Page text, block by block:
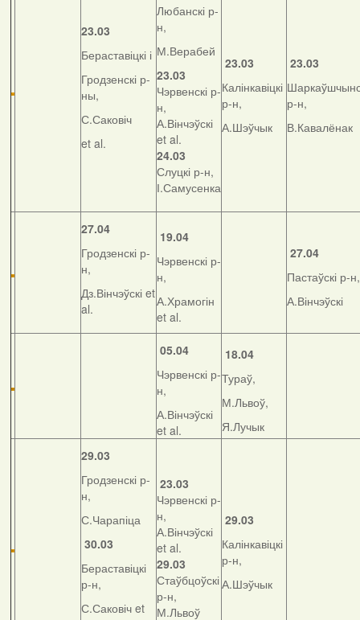
23.03
Бераставіцкі і
Гродзенскі р-
ны,
С.Саковіч
et al.
Любанскі р-
н,
М.Верабей
23.03
Чэрвенскі р-
н,
А.Вінчэўскі
et al.
24.03
Слуцкі р-н,
І.Самусенка
23.03
Калінкавіцкі
р-н,
А.Шэўчык
23.03
р-н,
В.Кавалёнак
27.04
Гродзенскі р-
н,
Дз.Вінчэўскі et
al.
19.04
Чэрвенскі р-
н,
А.Храмогін
et al.
27.04
Пастаўскі р-н,
А.Вінчэўскі
05.04
Чэрвенскі р-
н,
А.Вінчэўскі
et al.
18.04
Тураў,
М.Львоў,
Я.Лучык
29.03
Гродзенскі р-
н,
С.Чарапіца
30.03
Бераставіцкі
р-н,
С.Саковіч et
23.03
Чэрвенскі р-
н,
А.Вінчэўскі
et al.
29.03
Стаўбцоўскі
р-н,
М.Львоў
29.03
Калінкавіцкі
р-н,
А.Шэўчык